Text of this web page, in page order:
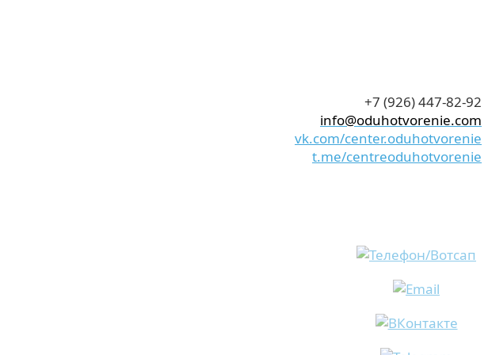
+7 (926) 447-82-92
info@oduhotvorenie.com
vk.com/center.oduhotvorenie
t.me/centreoduhotvorenie